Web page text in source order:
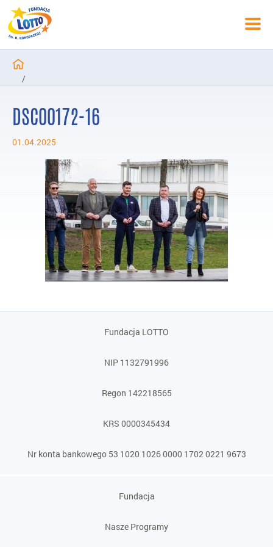
/
/
DSC00172-16
01.04.2025
Fundacja LOTTO
NIP 1132791996
Regon 142218565
KRS 0000345434
Nr konta bankowego 53 1020 1026 0000 1702 0221 9673
Fundacja
Nasze Programy